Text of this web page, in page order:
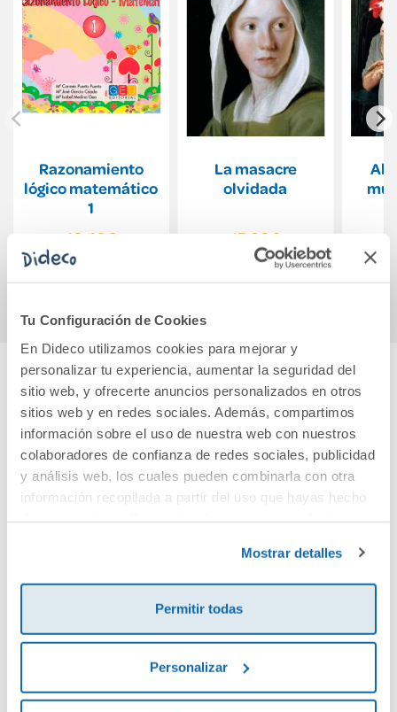
Tu Configuración de Cookies
En Dideco utilizamos cookies para mejorar y
personalizar tu experiencia, aumentar la seguridad del
sitio web, y ofrecerte anuncios personalizados en otros
sitios web y en redes sociales. Además, compartimos
información sobre el uso de nuestra web con nuestros
colaboradores de confianza de redes sociales, publicidad
y análisis web, los cuales pueden combinarla con otra
información recopilada a partir del uso que hayas hecho
Mostrar detalles
Permitir todas
Personalizar
Razonamiento
lógico matemático
1
10,49€
La masacre
olvidada
17,90€
Comprar
Cuéntanos tu opinión
¡Sé el primero en valorar este producto!
Envía tu opinión